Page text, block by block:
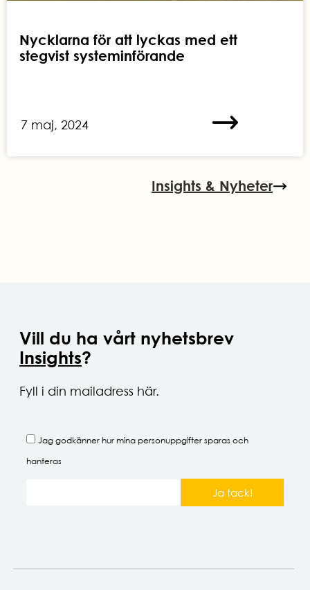
Nycklarna för att lyckas med ett
stegvist systeminförande
7 maj, 2024
Insights & Nyheter
Vill du ha vårt nyhetsbrev
Insights?
Fyll i din mailadress här.
Jag godkänner hur mina personuppgifter sparas och
hanteras
Ja tack!